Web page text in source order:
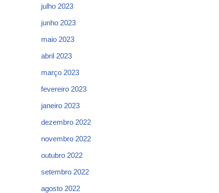
julho 2023
junho 2023
maio 2023
abril 2023
março 2023
fevereiro 2023
janeiro 2023
dezembro 2022
novembro 2022
outubro 2022
setembro 2022
agosto 2022